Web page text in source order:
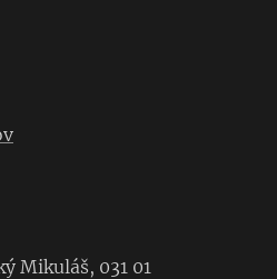
Mikuláš, 031 01